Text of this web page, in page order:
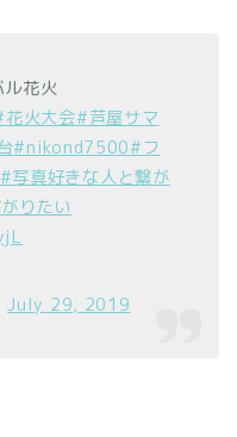
花火
花火大会#芦屋サマ
#nikond7500#フ
#写真好きな人と繋が
りたい
July 29, 2019